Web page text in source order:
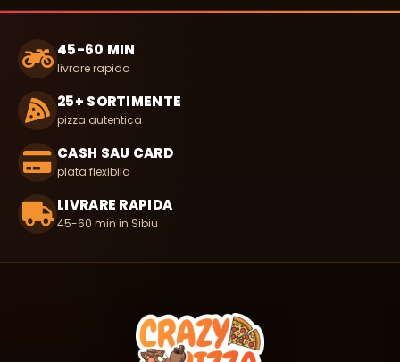
45-60 MIN
livrare rapida
25+ SORTIMENTE
pizza autentica
CASH SAU CARD
plata flexibila
LIVRARE RAPIDA
45-60 min in Sibiu